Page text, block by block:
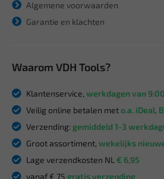
Algemene voorwaarden
Garantie en klachten
Waarom VDH Tools?
Klantenservice, werkdagen van
Veilig online betalen meto.a. iDeal,
Verzending: gemiddeld 1-3
Groot assortiment, wekelijks
Lage verzendkosten NL € 6,95
vanaf € 75 gratis verzending